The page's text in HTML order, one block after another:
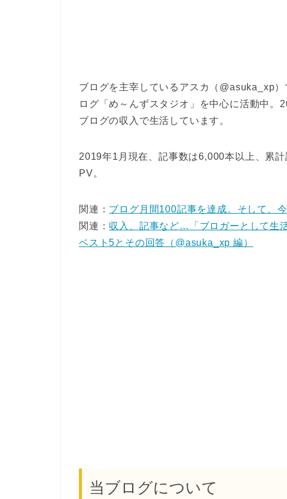
ブログを主宰しているアスカ（@asuka_xp
ログ「め～んずスタジオ」を中心に活動中。
ブログの収入で生活しています。
2019年1月現在、記事数は6,000本以上、累
PV。
関連： ブログ月間100記事を達成。そして、
関連： 収入、記事など…「ブロガーとして生
ベスト5とその回答（@asuka_xp 編）
当ブログについて